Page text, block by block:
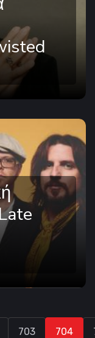
703 704